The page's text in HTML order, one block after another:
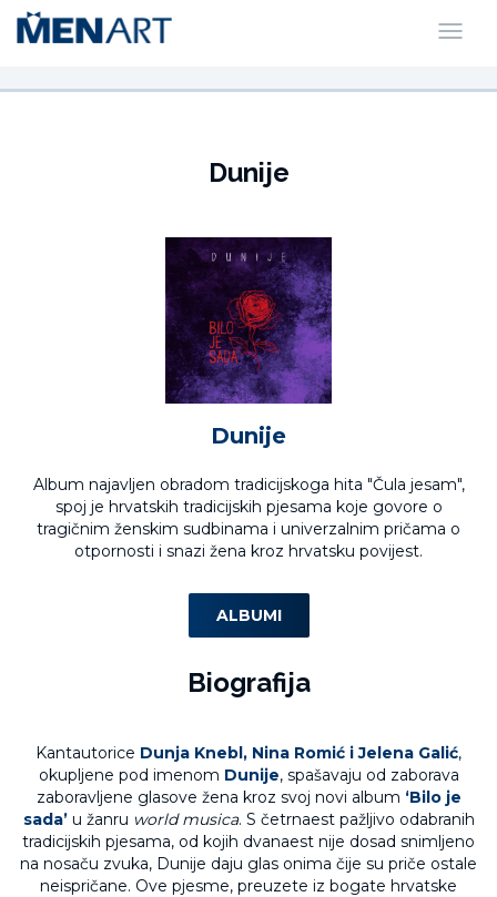
Dunije
Dunije
Album najavljen obradom tradicijskoga hita "Čula jesam",
spoj je hrvatskih tradicijskih pjesama koje govore o
tragičnim ženskim sudbinama i univerzalnim pričama o
otpornosti i snazi žena kroz hrvatsku povijest.
ALBUMI
Biografija
Kantautorice Dunja Knebl, Nina Romić i Jelena Galić,
okupljene pod imenom Dunije, spašavaju od zaborava
zaboravljene glasove žena kroz svoj novi album ‘Bilo je
sada’ u žanru world musica. S četrnaest pažljivo odabranih
tradicijskih pjesama, od kojih dvanaest nije dosad snimljeno
na nosaču zvuka, Dunije daju glas onima čije su priče ostale
neispričane. Ove pjesme, preuzete iz bogate hrvatske